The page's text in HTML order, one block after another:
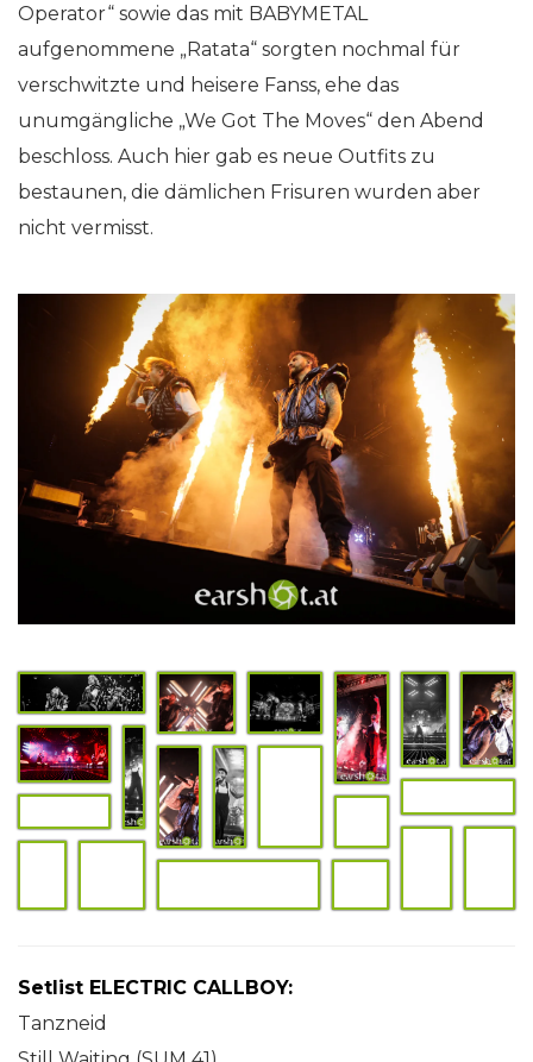
Operator“ sowie das mit BABYMETAL
aufgenommene „Ratata“ sorgten nochmal für
verschwitzte und heisere Fanss, ehe das
unumgängliche „We Got The Moves“ den Abend
beschloss. Auch hier gab es neue Outfits zu
bestaunen, die dämlichen Frisuren wurden aber
nicht vermisst.
Setlist ELECTRIC CALLBOY:
Tanzneid